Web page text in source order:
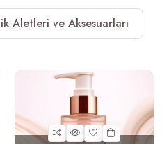
Aletleri ve Aksesuarları